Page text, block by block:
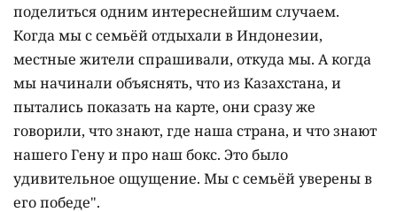
поделиться одним интереснейшим случаем.
Когда мы с семьёй отдыхали в Индонезии,
местные жители спрашивали, откуда мы. А когда
мы начинали объяснять, что из Казахстана, и
пытались показать на карте, они сразу же
говорили, что знают, где наша страна, и что знают
нашего Гену и про наш бокс. Это было
удивительное ощущение. Мы с семьёй уверены в
его победе".